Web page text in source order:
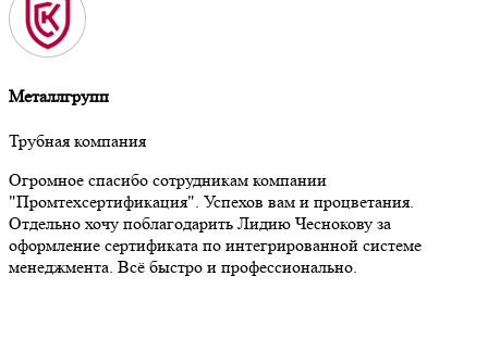
Металлгрупп
Трубная компания
Огромное спасибо сотрудникам компании
"Промтехсертификация". Успехов вам и процветания.
Отдельно хочу поблагодарить Лидию Чеснокову за
оформление сертификата по интегрированной системе
менеджмента. Всё быстро и профессионально.